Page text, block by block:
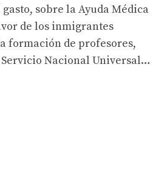
sobre la Ayuda Médica
de los inmigrantes
formación de profesores,
Nacional Universal…